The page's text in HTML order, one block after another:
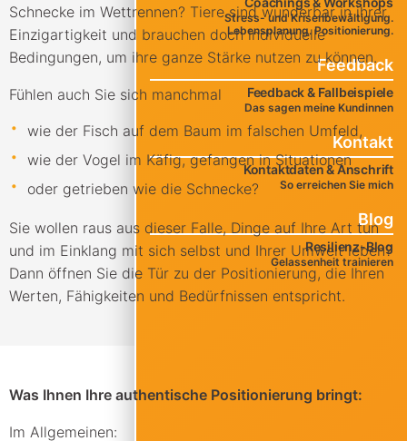
Stress- und Krisenbewältigung.
Lebensplanung. Positionierung.
Feedback
Feedback & Fallbeispiele
Das sagen meine Kundinnen
Kontakt
Kontaktdaten & Anschrift
So erreichen Sie mich
Blog
Resilienz-Blog
Gelassenheit trainieren
Schnecke im Wettrennen? Tiere sind wunderbar in ihrer
Einzigartigkeit und brauchen doch individuelle
Bedingungen, um ihre ganze Stärke nutzen zu können.
Fühlen auch Sie sich manchmal
wie der Fisch auf dem Baum im falschen Umfeld,
wie der Vogel im Käfig, gefangen in Situationen
oder getrieben wie die Schnecke?
Sie wollen raus aus dieser Falle, Dinge auf Ihre Art tun
und im Einklang mit sich selbst und Ihrer Umwelt leben?
Dann öffnen Sie die Tür zu der Positionierung, die Ihren
Werten, Fähigkeiten und Bedürfnissen entspricht.
Was Ihnen Ihre authentische Positionierung bringt:
Im Allgemeinen: